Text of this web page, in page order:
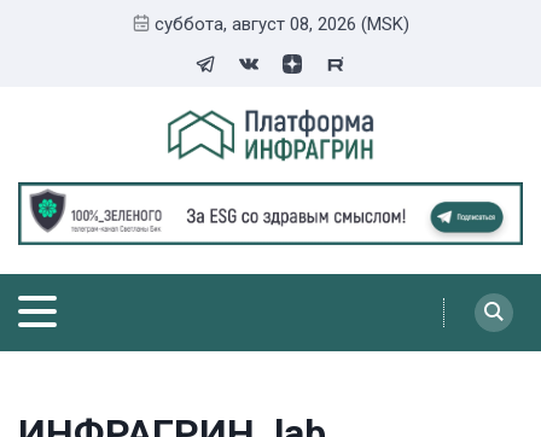
суббота, август 08, 2026 (MSK)